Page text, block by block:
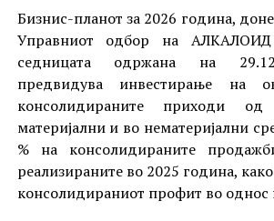
Бизнис-планот за 2026 година,
Управниот одбор на
седницата одржана на
предвидува инвестирање
консолидираните приходи
материјални и во нематеријални
% на консолидираните
реализираните во 2025 година,
консолидираниот профит во однос